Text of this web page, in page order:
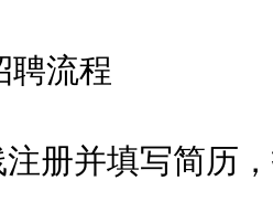
流程
并填写简历，